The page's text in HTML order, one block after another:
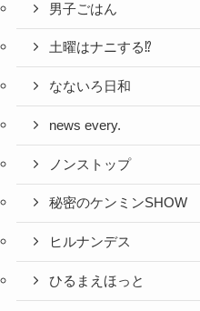
男子ごはん
土曜はナニする⁉
なないろ日和
news every.
ノンストップ
秘密のケンミンSHOW
ヒルナンデス
ひるまえほっと